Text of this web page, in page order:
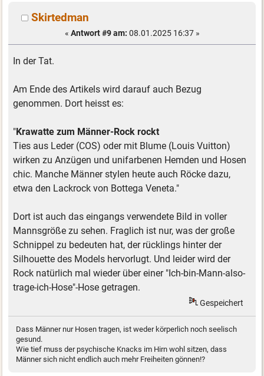
Skirtedman
« Antwort #9 am: 08.01.2025 16:37 »
In der Tat.
Am Ende des Artikels wird darauf auch Bezug
genommen. Dort heisst es:
"Krawatte zum Männer-Rock rockt
Ties aus Leder (COS) oder mit Blume (Louis Vuitton)
wirken zu Anzügen und unifarbenen Hemden und Hosen
chic. Manche Männer stylen heute auch Röcke dazu,
etwa den Lackrock von Bottega Veneta."
Dort ist auch das eingangs verwendete Bild in voller
Mannsgröße zu sehen. Fraglich ist nur, was der große
Schnippel zu bedeuten hat, der rücklings hinter der
Silhouette des Models hervorlugt. Und leider wird der
Rock natürlich mal wieder über einer "Ich-bin-Mann-also-
trage-ich-Hose"-Hose getragen.
Gespeichert
Dass Männer nur Hosen tragen, ist weder körperlich noch seelisch
gesund.
Wie tief muss der psychische Knacks im Hirn wohl sitzen, dass
Männer sich nicht endlich auch mehr Freiheiten gönnen!?